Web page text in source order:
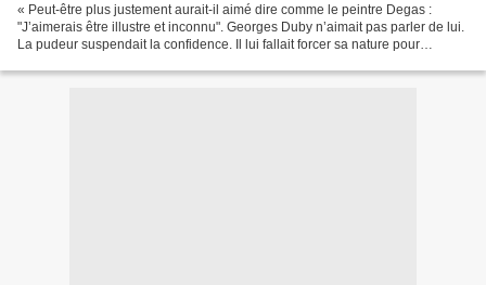
« Peut-être plus justement aurait-il aimé dire comme le peintre Degas :
"J’aimerais être illustre et inconnu". Georges Duby n’aimait pas parler de lui.
La pudeur suspendait la confidence. Il lui fallait forcer sa nature pour